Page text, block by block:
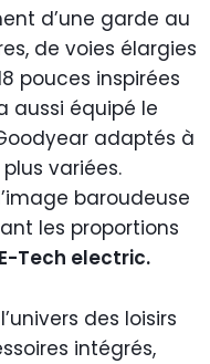
d’une garde au
de voies élargies
pouces inspirées
aussi équipé le
adaptés à
variées.
baroudeuse
les proportions
Tech electric.
des loisirs
intégrés,